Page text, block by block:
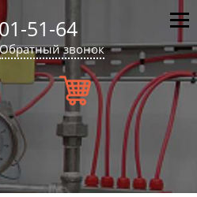
51-64
Обратный звонок